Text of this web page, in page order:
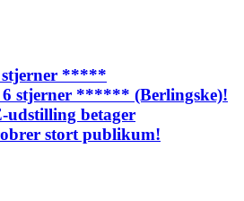
stjerner *****
stjerner ****** (Berlingske)!
betager
stort publikum!